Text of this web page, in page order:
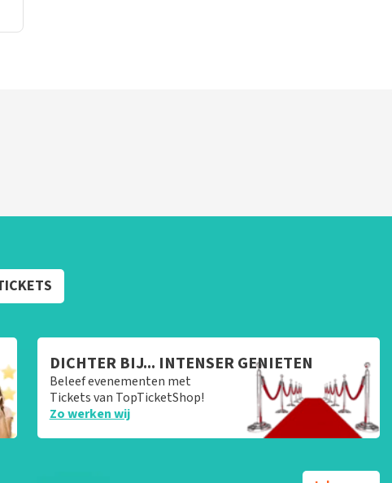
DICHTER BIJ... INTENSER GENIETEN
Beleef evenementen met
Tickets van TopTicketShop!
Zo werken wij